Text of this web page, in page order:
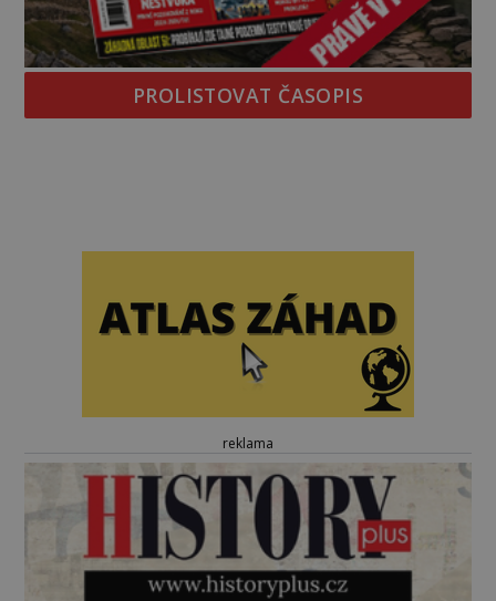
PROLISTOVAT ČASOPIS
reklama